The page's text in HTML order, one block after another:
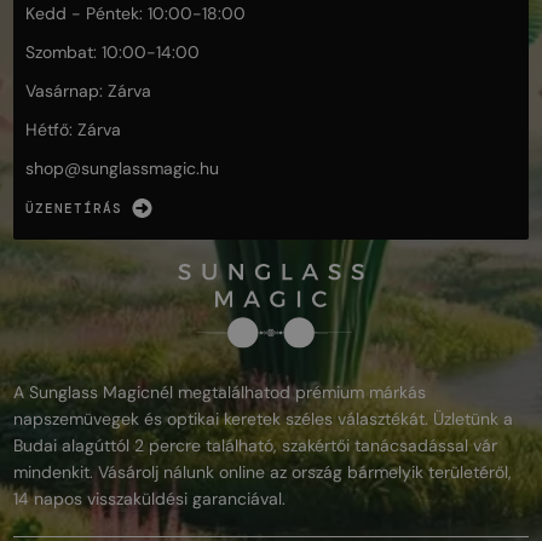
Kedd - Péntek: 10:00-18:00
Szombat: 10:00-14:00
Vasárnap: Zárva
Hétfő: Zárva
shop@sunglassmagic.hu
ÜZENETÍRÁS
A Sunglass Magicnél megtalálhatod prémium márkás
napszemüvegek és optikai keretek széles választékát. Üzletünk a
Budai alagúttól 2 percre található, szakértői tanácsadással vár
mindenkit. Vásárolj nálunk online az ország bármelyik területéről,
14 napos visszaküldési garanciával.